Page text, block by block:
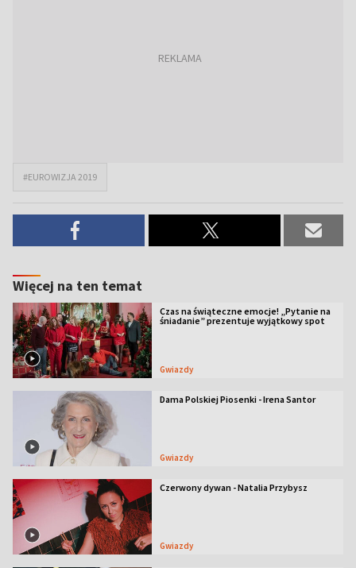
#EUROWIZJA 2019
Więcej na ten temat
Czas na świąteczne emocje! „Pytanie na
śniadanie” prezentuje wyjątkowy spot
Gwiazdy
Dama Polskiej Piosenki - Irena Santor
Gwiazdy
Czerwony dywan - Natalia Przybysz
Gwiazdy